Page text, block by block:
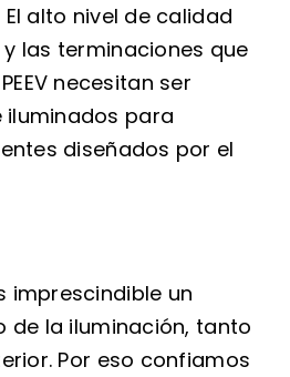
El alto nivel de calidad
las terminaciones que
necesitan ser
para
diseñados por el
imprescindible un
de la iluminación, tanto
Por eso confiamos